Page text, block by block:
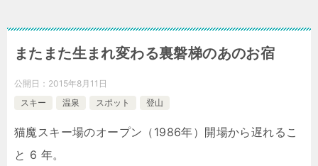
またまた生まれ変わる裏磐梯のあのお宿
公開日： 2015年8月11日
スキー
温泉 スポット 登山
猫魔スキー場のオープン（1986年）開場から遅れるこ
と 6 年。